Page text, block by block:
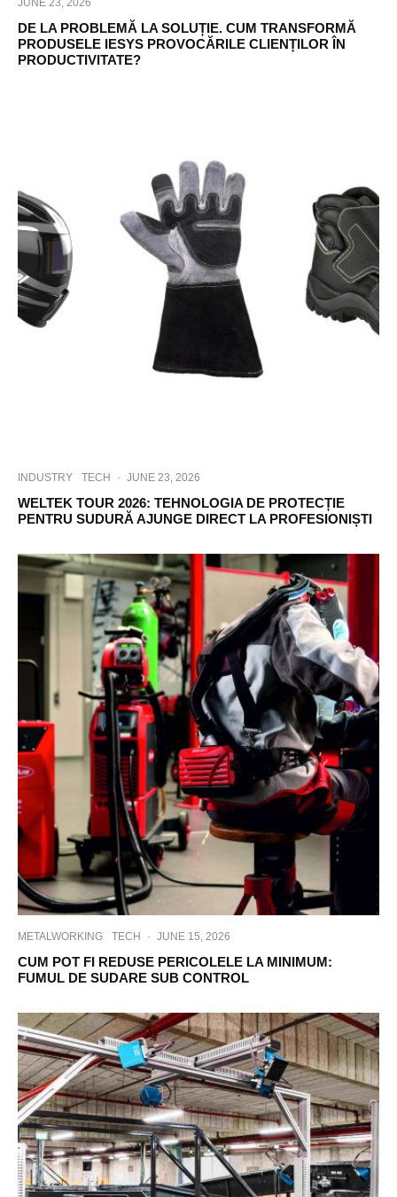
JUNE 23, 2026
DE LA PROBLEMĂ LA SOLUȚIE. CUM TRANSFORMĂ
PRODUSELE IESYS PROVOCĂRILE CLIENȚILOR ÎN
PRODUCTIVITATE?
INDUSTRY TECH · JUNE 23, 2026
WELTEK TOUR 2026: TEHNOLOGIA DE PROTECȚIE
PENTRU SUDURĂ AJUNGE DIRECT LA PROFESIONIȘTI
METALWORKING TECH · JUNE 15, 2026
CUM POT FI REDUSE PERICOLELE LA MINIMUM:
FUMUL DE SUDARE SUB CONTROL